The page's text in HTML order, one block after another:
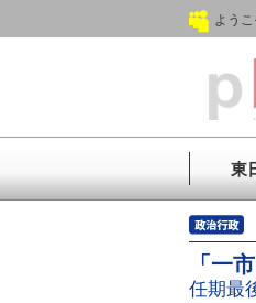
よう
東
「一
任期最